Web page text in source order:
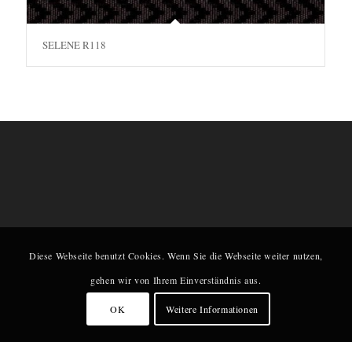
SELENE R118
Diese Webseite benutzt Cookies. Wenn Sie die Webseite weiter nutzen,
gehen wir von Ihrem Einverständnis aus.
OK Weitere Informationen